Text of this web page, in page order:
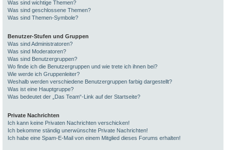
Was sind wichtige Themen?
Was sind geschlossene Themen?
Was sind Themen-Symbole?
Benutzer-Stufen und Gruppen
Was sind Administratoren?
Was sind Moderatoren?
Was sind Benutzergruppen?
Wo finde ich die Benutzergruppen und wie trete ich ihnen bei?
Wie werde ich Gruppenleiter?
Weshalb werden verschiedene Benutzergruppen farbig dargestellt?
Was ist eine Hauptgruppe?
Was bedeutet der „Das Team“-Link auf der Startseite?
Private Nachrichten
Ich kann keine Privaten Nachrichten verschicken!
Ich bekomme ständig unerwünschte Private Nachrichten!
Ich habe eine Spam-E-Mail von einem Mitglied dieses Forums erhalten!